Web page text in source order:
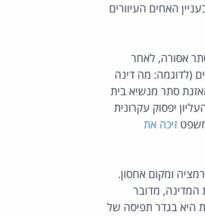
האחים העיוורים
אסורה, לאחר
(לדוגמה: מה דינה
סתר מנשיא בית
יפסוק עקרונית
זיכה את
ומקום אחסון.
מדובר
היא בגדר תפיסה של